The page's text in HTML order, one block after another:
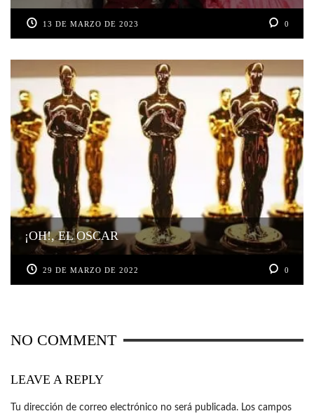
13 DE MARZO DE 2023 0
¡OH!, EL OSCAR
29 DE MARZO DE 2022 0
NO COMMENT
LEAVE A REPLY
Tu dirección de correo electrónico no será publicada. Los campos